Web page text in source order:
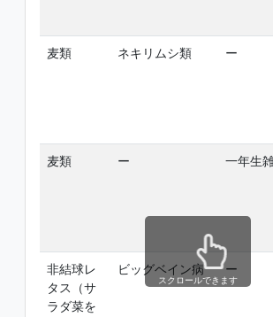
麦類
ネキリムシ類 ー
麦類
ー 一年生
非結球レ
タス（サ
ラダ菜を
ビッグベイン病 ー
スクロールできます